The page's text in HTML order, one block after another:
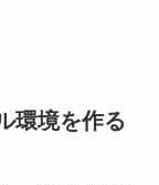
環境を作る